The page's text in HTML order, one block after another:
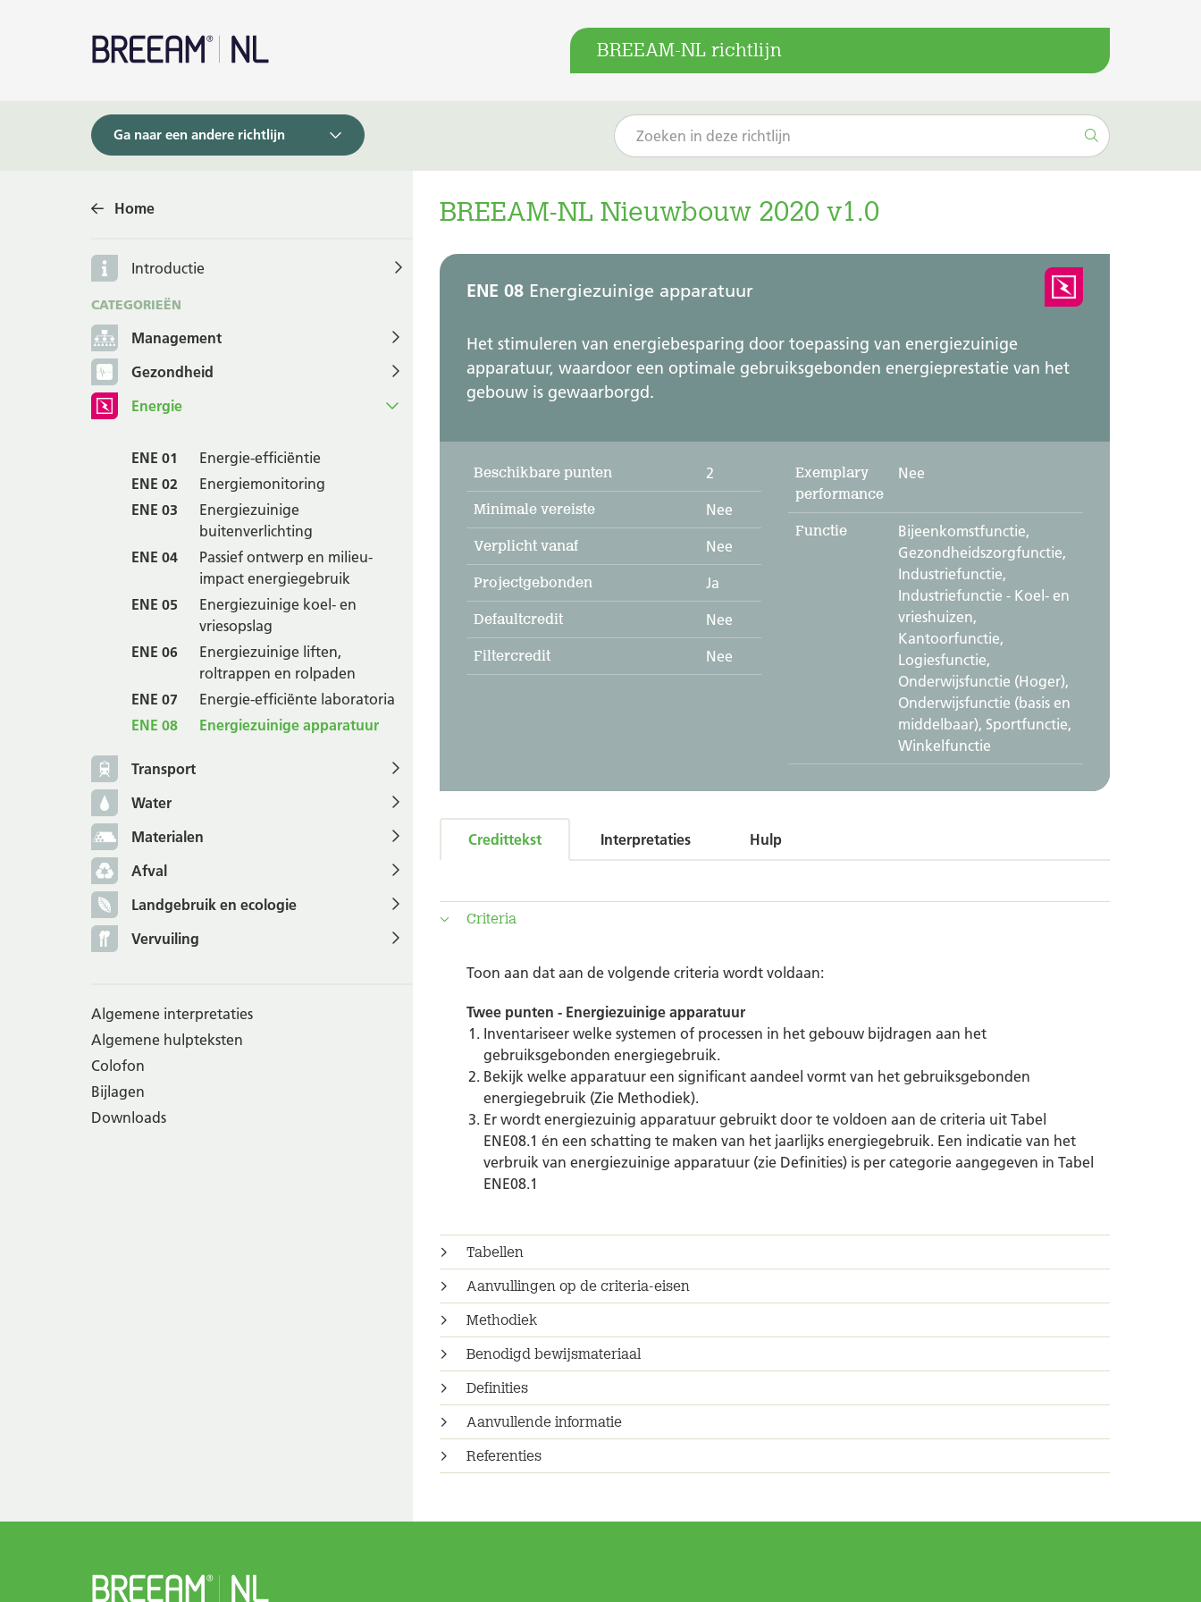
BREEAM-NL richtlijn
Ga naar een andere richtlijn
BREEAM-NL Nieuwbouw 2020 v1.0
ENE 08 Energiezuinige apparatuur
Het stimuleren van energiebesparing door toepassing van energiezuinige
apparatuur, waardoor een optimale gebruiksgebonden energieprestatie van het
gebouw is gewaarborgd.
Beschikbare punten 2
Minimale vereiste Nee
Verplicht vanaf Nee
Projectgebonden Ja
Defaultcredit Nee
Filtercredit Nee
Exemplary
performance
Nee
Functie
Bijeenkomstfunctie,
Gezondheidszorgfunctie,
Industriefunctie,
Industriefunctie - Koel- en
vrieshuizen,
Kantoorfunctie,
Logiesfunctie,
Onderwijsfunctie (Hoger),
Onderwijsfunctie (basis en
middelbaar), Sportfunctie,
Winkelfunctie
Credittekst Interpretaties Hulp
Criteria
Toon aan dat aan de volgende criteria wordt voldaan:
Twee punten - Energiezuinige apparatuur
Inventariseer welke systemen of processen in het gebouw bijdragen aan het
gebruiksgebonden energiegebruik.
Bekijk welke apparatuur een significant aandeel vormt van het gebruiksgebonden
energiegebruik (Zie Methodiek).
Er wordt energiezuinig apparatuur gebruikt door te voldoen aan de criteria uit Tabel
ENE08.1 én een schatting te maken van het jaarlijks energiegebruik. Een indicatie van het
verbruik van energiezuinige apparatuur (zie Definities) is per categorie aangegeven in Tabel
ENE08.1
Tabellen
Aanvullingen op de criteria-eisen
Methodiek
Benodigd bewijsmateriaal
Definities
Aanvullende informatie
Referenties
Home
Introductie
CATEGORIEËN
Management
Gezondheid
Energie
ENE 01
Energie-efficiëntie
ENE 02
Energiemonitoring
ENE 03
Energiezuinige
buitenverlichting
ENE 04
Passief ontwerp en milieu-
impact energiegebruik
ENE 05
Energiezuinige koel- en
vriesopslag
ENE 06
Energiezuinige liften,
roltrappen en rolpaden
ENE 07
Energie-efficiënte laboratoria
ENE 08
Energiezuinige apparatuur
Transport
Water
Materialen
Afval
Landgebruik en ecologie
Vervuiling
Algemene interpretaties
Algemene hulpteksten
Colofon
Bijlagen
Downloads